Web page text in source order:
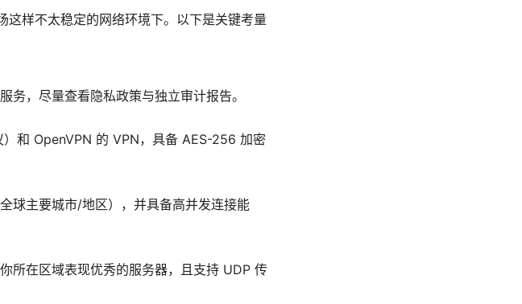
样不太稳定的网络环境下。以下是关键考量
务，尽量查看隐私政策与独立审计报告。
和 OpenVPN 的 VPN，具备 AES-256 加密
球主要城市/地区），并具备高并发连接能
所在区域表现优秀的服务器，且支持 UDP 传